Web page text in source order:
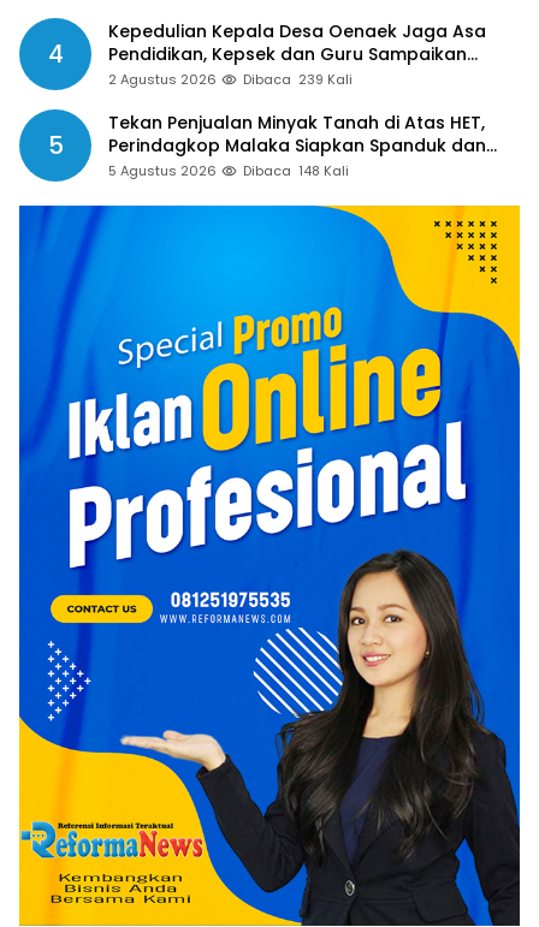
4
Kepedulian Kepala Desa Oenaek Jaga Asa
Pendidikan, Kepsek dan Guru Sampaikan
Apresiasi
2 Agustus 2026 Dibaca 239 Kali
5
Tekan Penjualan Minyak Tanah di Atas HET,
Perindagkop Malaka Siapkan Spanduk dan
Nomor Pengaduan
5 Agustus 2026 Dibaca 148 Kali